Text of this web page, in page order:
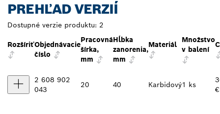
PREHĽAD VERZIÍ
Dostupné verzie produktu: 2
RozšíriťObjednávacie
číslo
Pracovná
šírka,
mm
Hĺbka
zanorenia,
mm
Materiál
Množstvo
v balení
2 608 902
043
20 40 Karbidový1 ks
€